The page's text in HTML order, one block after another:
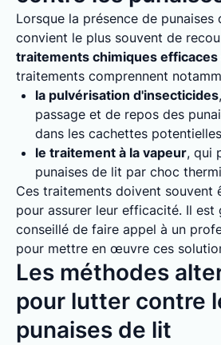
Lorsque la présence de punaises
convient le plus souvent de
traitements chimiques efficaces
traitements comprennent
la pulvérisation d'insecticides
passage et de repos des
dans les cachettes
le traitement à la vapeur, qui
punaises de lit par choc
Ces traitements doivent souvent
pour assurer leur efficacité. Il est
conseillé de faire appel à un
pour mettre en œuvre ces
Les méthodes
pour lutter contre
punaises de lit